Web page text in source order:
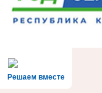
Решаем вместе